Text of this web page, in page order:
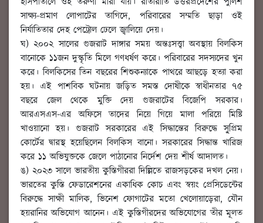
সাক্ষ্য-প্রমাণ লোপাটের তাগিদে, পরিবারের সম্মতি ছাড়া ওই
নির্যাতিতার দেহ পেট্রোল ঢেলে জ্বালিয়ে দেয়।
ঘ) ২০০২ সালের গুজরাট দাঙ্গার সময় অন্তঃসত্ত্বা অবস্থায় বিলকিস
বানোকে ১১জন দুস্কৃতি মিলে গণধর্ষণ করে। পরিবারের সদস্যদের খুন
করে। বিলকিসের তিন বছরের শিশুকন্যাকে পাথরে আছড়ে হত্যা করা
হয়। এই পাশবিক ঘটনায় জড়িত সমস্ত দোষীকে স্বাধীনতার ৭৫
বছরে জেল থেকে মুক্তি দেয় গুজরাটের বিজেপি সরকার।
আরএসএস-এর অফিসে তাদের নিয়ে গিয়ে মালা পরিয়ে মিষ্টি
খাওয়ানো হয়। গুজরাট সরকারের এই সিদ্ধান্তের বিরুদ্ধে সু্প্রিম
কোর্টের দ্বারস্থ হয়েছিলেন বিলকিস বানো। সরকারের সিদ্ধান্ত খারিজ
করে ১১ অভিযুক্তকে জেলে পাঠানোর নির্দেশ দেয় শীর্ষ আদালত।
ঙ) ২০২৩ সালে ভারতীয় কুস্তিগীররা দিল্লিতে রাজসড়কের দখল নেয়।
ভারতের কুস্তি ফেডারেশনের একাধিক কোচ এবং স্বয়ং প্রেসিডেন্টের
বিরুদ্ধে সাক্ষী মালিক, ভিনেশ ফোগাটের মতো খেলোয়াড়েরা, যৌন
হয়রানির অভিযোগ আনেন। এই কুস্তিগীরদের অভিযোগের তীর মূলত